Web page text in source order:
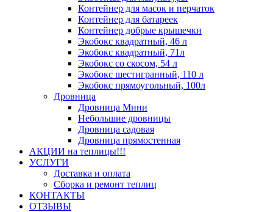
Контейнер для масок и перчаток
Контейнер для батареек
Контейнер добрые крышечки
Экобокс квадратный, 46 л
Экобокс квадратный, 71л
Экобокс со скосом, 54 л
Экобокс шестигранный, 110 л
Экобокс прямоугольный, 100л
Дровница
Дровница Мини
Небольшие дровницы
Дровница садовая
Дровница прямостенная
АКЦИИ на теплицы!!!
УСЛУГИ
Доставка и оплата
Сборка и ремонт теплиц
КОНТАКТЫ
ОТЗЫВЫ